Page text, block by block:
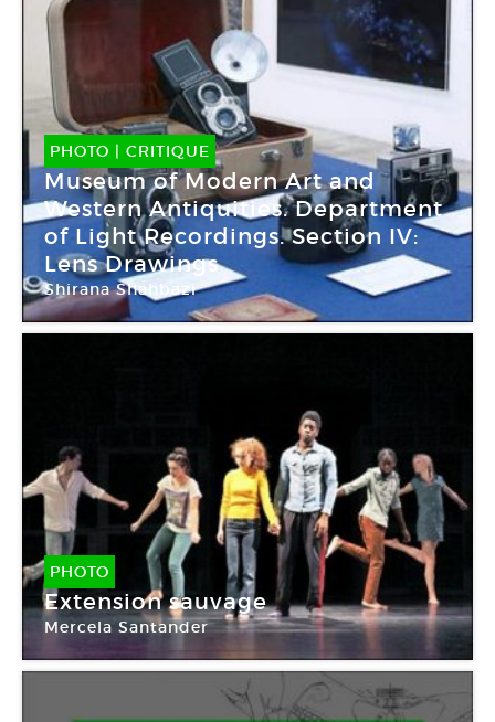
PHOTO | CRITIQUE
Museum of Modern Art and
Western Antiquities. Department
of Light Recordings. Section IV:
Lens Drawings
Shirana Shahbazi
Galerie Marian Goodman
PHOTO
Extension sauvage
Mercela Santander